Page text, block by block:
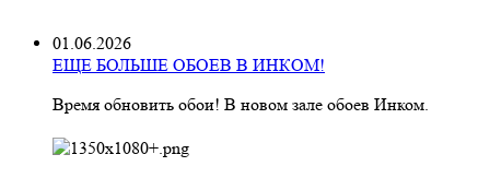
01.06.2026
ЕЩЕ БОЛЬШЕ ОБОЕВ В ИНКОМ!
Время обновить обои! В новом зале обоев Инком.